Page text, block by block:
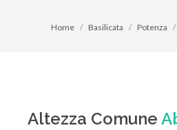
Home Basilicata Potenza
Altezza Comune